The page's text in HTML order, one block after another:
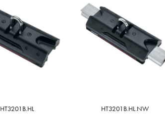
HT3201B.HL HT3201B.HL.NW